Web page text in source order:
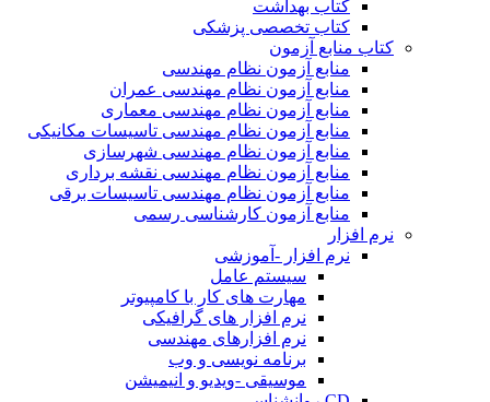
کتاب بهداشت
کتاب تخصصی پزشکی
کتاب منابع آزمون
منابع آزمون نظام مهندسی
منابع آزمون نظام مهندسی عمران
منابع آزمون نظام مهندسی معماری
منابع آزمون نظام مهندسی تاسیسات مکانیکی
منابع آزمون نظام مهندسی شهرسازی
منابع آزمون نظام مهندسی نقشه برداری
منابع آزمون نظام مهندسی تاسیسات برقی
منابع آزمون کارشناسی رسمی
نرم افزار
نرم افزار -آموزشی
سیستم عامل
مهارت های کار با کامپیوتر
نرم افزار های گرافیکی
نرم افزارهای مهندسی
برنامه نویسی و وب
موسیقی -ویدیو و انیمیشن